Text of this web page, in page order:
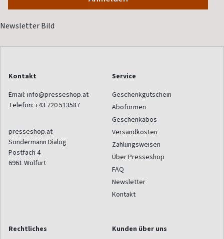
Kontakt
Email: info@presseshop.at
Telefon: +43 720 513587
presseshop.at
Sondermann Dialog
Postfach 4
6961 Wolfurt
Service
Geschenkgutschein
Aboformen
Geschenkabos
Versandkosten
Zahlungsweisen
Über Presseshop
FAQ
Newsletter
Kontakt
Rechtliches
Kunden über uns